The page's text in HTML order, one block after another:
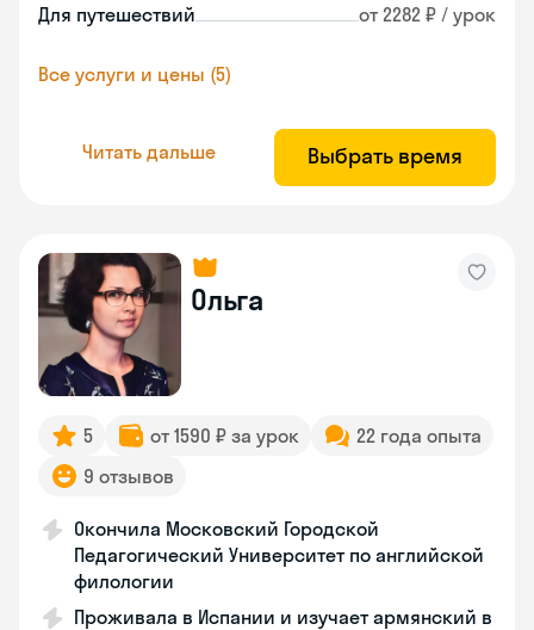
Для путешествий от 2282 ₽ / урок
Все услуги и цены (5)
Читать дальше Выбрать время
Ольга
5 от 1590 ₽ за урок
22 года опыта
9 отзывов
Окончила Московский Городской
Педагогический Университет по английской
филологии
Проживала в Испании и изучает армянский в